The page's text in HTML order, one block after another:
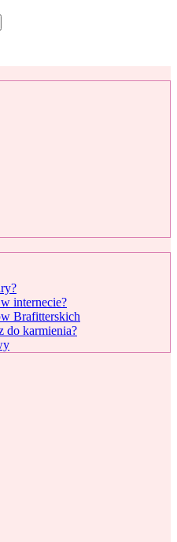
internecie?
Brafitterskich
do karmienia?